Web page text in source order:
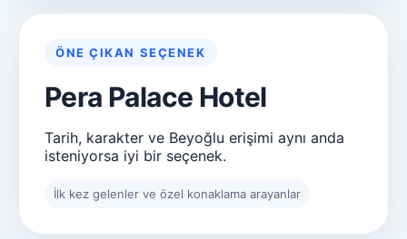
ÖNE ÇIKAN SEÇENEK
Pera Palace Hotel
Tarih, karakter ve Beyoğlu erişimi aynı anda
isteniyorsa iyi bir seçenek.
İlk kez gelenler ve özel konaklama arayanlar